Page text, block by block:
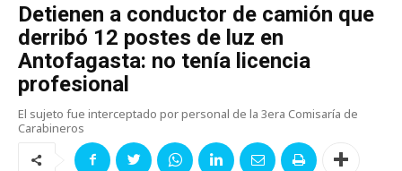
Detienen a conductor de camión que
derribó 12 postes de luz en
Antofagasta: no tenía licencia
profesional
El sujeto fue interceptado por personal de la 3era Comisaría de
Carabineros